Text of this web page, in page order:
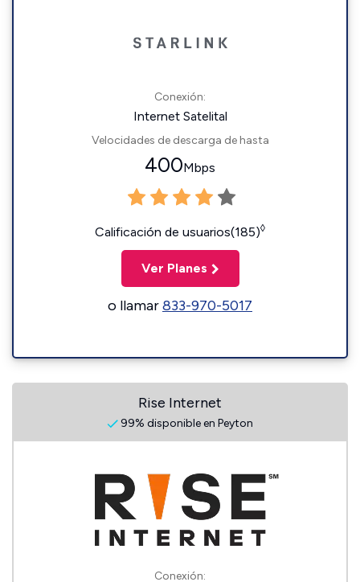
Conexión:
Internet Satelital
Velocidades de descarga de hasta
400Mbps
Calificación de usuarios(185)◊
Ver Planes
o llamar833-970-5017
Rise Internet
99% disponible en Peyton
Conexión: